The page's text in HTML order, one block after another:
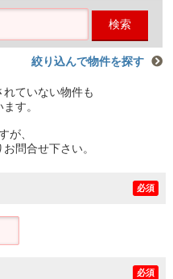
検索
絞り込んで物件を探す
ていない物件も
す。
が、
問合せ下さい。
必須
必須